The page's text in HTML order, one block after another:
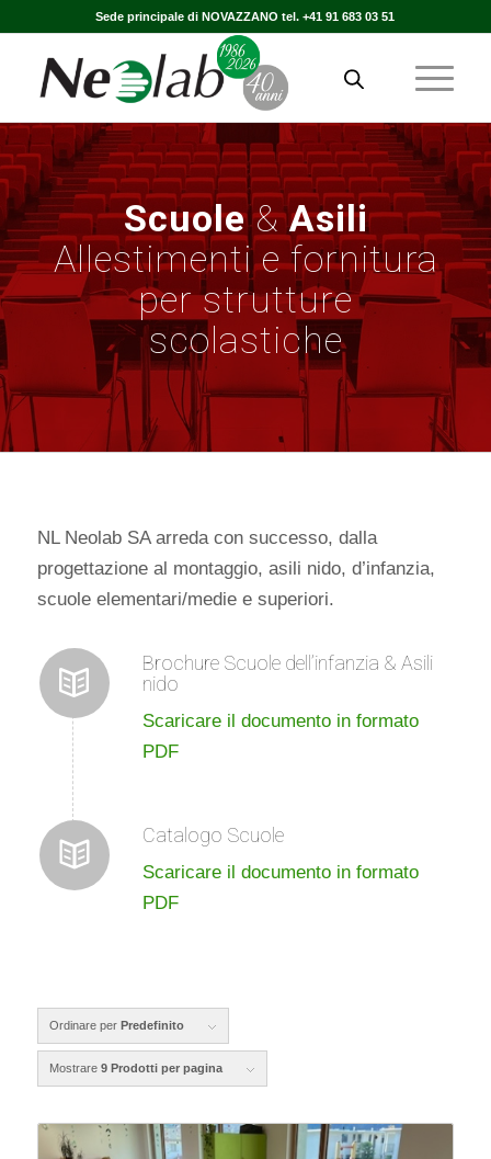
Sede principale di NOVAZZANO tel. +41 91 683 03 51
Scuole&Asili
Allestimenti e fornitura
per strutture
scolastiche
NL Neolab SA arreda con successo, dalla
progettazione al montaggio, asili nido, d’infanzia,
scuole elementari/medie e superiori.
Brochure Scuole dell’infanzia & Asili
nido
Scaricare il documento in formato
PDF
Catalogo Scuole
Scaricare il documento in formato
PDF
Ordinare per Predefinito
Mostrare 9 Prodotti per pagina